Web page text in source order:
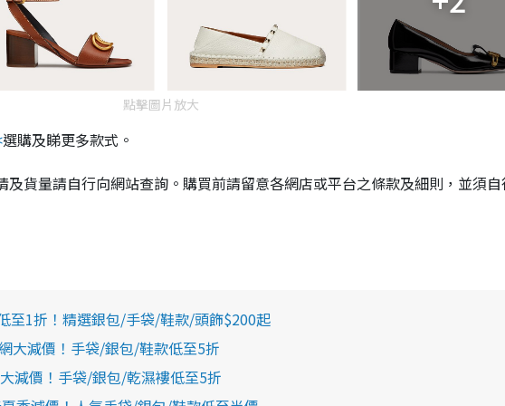
點擊圖片放大
選購及睇更多款式。
貨量請自行向網站查詢。購買前請留意各網店或平台之條款及細則，並須
至1折！精選銀包/手袋/鞋款/頭飾$200起
大減價！手袋/銀包/鞋款低至5折
減價！手袋/銀包/乾濕褸低至5折